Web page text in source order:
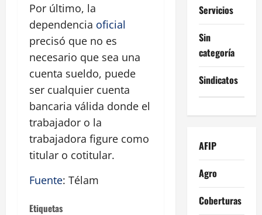
Por último, la
dependencia oficial
precisó que no es
necesario que sea una
cuenta sueldo, puede
ser cualquier cuenta
bancaria válida donde el
trabajador o la
trabajadora figure como
titular o cotitular.
Fuente: Télam
Etiquetas
Servicios
Sin
categoría
Sindicatos
AFIP
Agro
Coberturas